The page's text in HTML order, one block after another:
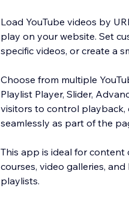
Load YouTube videos by
play on your website. Set
specific videos, or create a
Choose from multiple
Playlist Player, Slider,
visitors to control playback,
seamlessly as part of the
This app is ideal for content
courses, video galleries,
playlists.